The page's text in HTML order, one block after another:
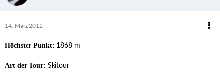
14. März 2012
Höchster Punkt: 1868 m
Art der Tour: Skitour